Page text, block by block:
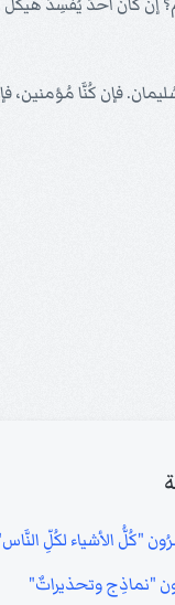
فإن كُنَّا
"كُلُّ الأشياء لكُلِّ
"نماذِج وتحذيراتٌ"